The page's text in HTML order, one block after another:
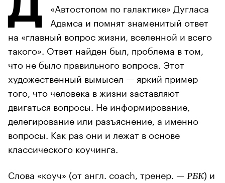
«Автостопом по галактике» Дугласа
Адамса и помнят знаменитый ответ
на «главный вопрос жизни, вселенной и всего
такого». Ответ найден был, проблема в том,
что не было правильного вопроса. Этот
художественный вымысел — яркий пример
того, что человека в жизни заставляют
двигаться вопросы. Не информирование,
делегирование или разъяснение, а именно
вопросы. Как раз они и лежат в основе
классического коучинга.
Слова «коуч» (от англ. coach, тренер. — РБК) и